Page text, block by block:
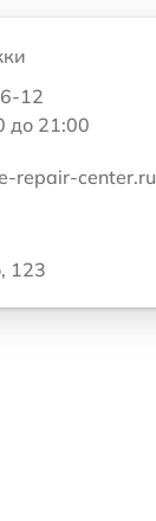
12
до 21:00
repair-center.ru
123